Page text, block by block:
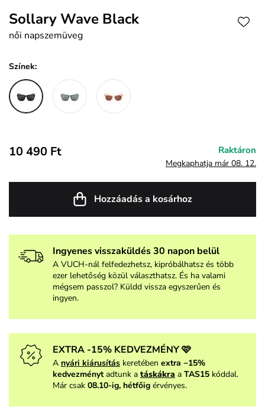
Sollary Wave Black
női napszemüveg
Színek:
10 490 Ft Raktáron
Megkaphatja már 08. 12.
Hozzáadás a kosárhoz
Ingyenes visszaküldés 30 napon belül
A VUCH-nál felfedezhetsz, kipróbálhatsz és több
ezer lehetőség közül választhatsz. És ha valami
mégsem passzol? Küldd vissza egyszerűen és
ingyen.
EXTRA -15% KEDVEZMÉNY 🩷
A nyári kiárusítás keretében extra −15%
kedvezménytadtunk a táskákra a TAS15 kóddal.
Már csak 08.10-ig, hétfőig érvényes.